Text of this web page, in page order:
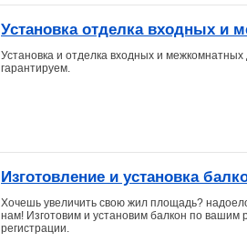
Установка отделка входных и
Установка и отделка входных и межкомнатных
гарантируем.
Изготовление и установка
Хочешь увеличить свою жил площадь?
нам! Изготовим и установим балкон по
регистрации.